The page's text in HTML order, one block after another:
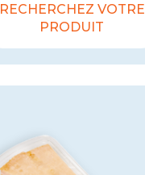
RECHERCHEZ VOTRE
PRODUIT